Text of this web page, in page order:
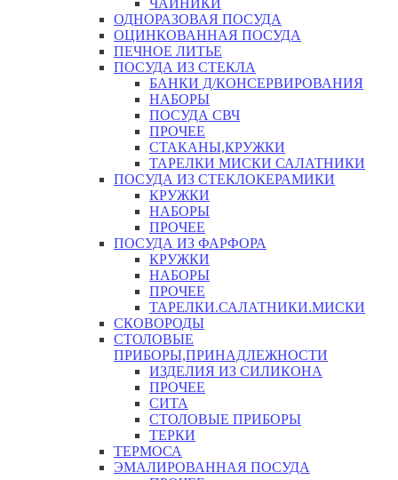
ЧАЙНИКИ
ОДНОРАЗОВАЯ ПОСУДА
ОЦИНКОВАННАЯ ПОСУДА
ПЕЧНОЕ ЛИТЬЕ
ПОСУДА ИЗ СТЕКЛА
БАНКИ Д/КОНСЕРВИРОВАНИЯ
НАБОРЫ
ПОСУДА СВЧ
ПРОЧЕЕ
СТАКАНЫ,КРУЖКИ
ТАРЕЛКИ МИСКИ САЛАТНИКИ
ПОСУДА ИЗ СТЕКЛОКЕРАМИКИ
КРУЖКИ
НАБОРЫ
ПРОЧЕЕ
ПОСУДА ИЗ ФАРФОРА
КРУЖКИ
НАБОРЫ
ПРОЧЕЕ
ТАРЕЛКИ.САЛАТНИКИ.МИСКИ
СКОВОРОДЫ
СТОЛОВЫЕ
ПРИБОРЫ,ПРИНАДЛЕЖНОСТИ
ИЗДЕЛИЯ ИЗ СИЛИКОНА
ПРОЧЕЕ
СИТА
СТОЛОВЫЕ ПРИБОРЫ
ТЕРКИ
ТЕРМОСА
ЭМАЛИРОВАННАЯ ПОСУДА